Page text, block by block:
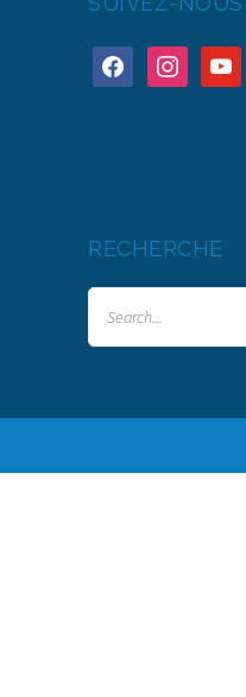
RECHERCHE